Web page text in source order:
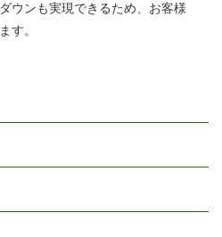
ウンも実現できるため、お客様
す。